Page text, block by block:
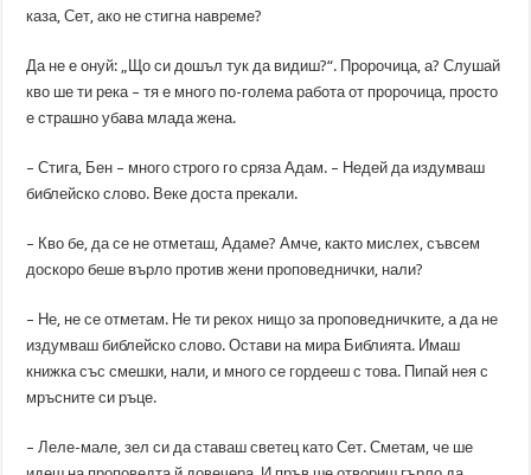
каза, Сет, ако не стигна навреме?
Да не е онуй: „Що си дошъл тук да видиш?“. Пророчица, а? Слушай
кво ше ти река – тя е много по-голема работа от пророчица, просто
е страшно убава млада жена.
– Стига, Бен – много строго го сряза Адам. – Недей да издумваш
библейско слово. Веке доста прекали.
– Кво бе, да се не отмeташ, Адаме? Амче, както мислех, съвсем
доскоро беше върло против жени проповеднички, нали?
– Не, не се отметам. Не ти рекох нищо за проповедничките, а да не
издумваш библейско слово. Остави на мира Библията. Имаш
книжка със смешки, нали, и много се гордееш с това. Пипай нея с
мръсните си ръце.
– Леле-мале, зел си да ставаш светец като Сет. Сметам, че ше